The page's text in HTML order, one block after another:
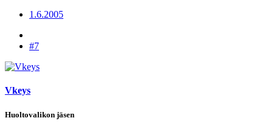
1.6.2005
#7
Vkeys
Huoltovalikon jäsen